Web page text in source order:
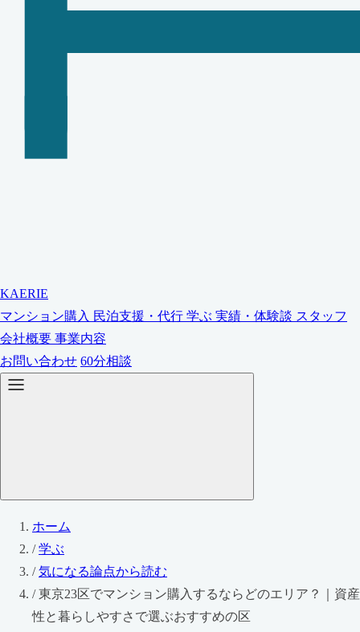
KAERIE
マンション購入 民泊支援・代行 学ぶ 実績・体験談 スタッフ
会社概要 事業内容
お問い合わせ 60分相談
ホーム
/ 学ぶ
/ 気になる論点から読む
/ 東京23区でマンション購入するならどのエリア？｜資産
性と暮らしやすさで選ぶおすすめの区